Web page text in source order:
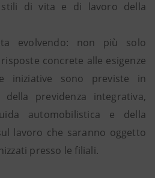
di vita e di lavoro della
evolvendo: non più solo
concrete alle esigenze
iniziative sono previste in
previdenza integrativa,
automobilistica e della
lavoro che saranno oggetto
presso le filiali.